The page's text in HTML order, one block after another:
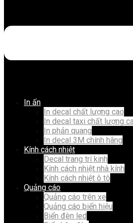
In ấn
In decal chất lượng cao
In decal taxi chất lượng
In phản quang
In decal 3M chính hãng
Kính cách nhiệt
Decal trang trí kinh
Kính cách nhiệt nhà kính
Kính cách nhiệt ô tô
Quảng cáo
Quảng cáo trên xe
Quảng cáo biển hiệu
Biển đèn led